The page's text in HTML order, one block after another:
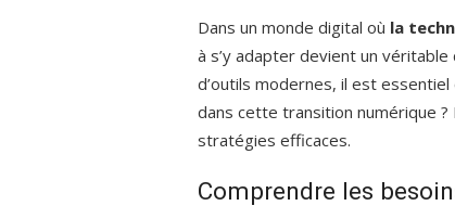
Dans un monde digital où la
à s’y adapter devient un
d’outils modernes, il est
dans cette transition numérique
stratégies efficaces.
Comprendre les